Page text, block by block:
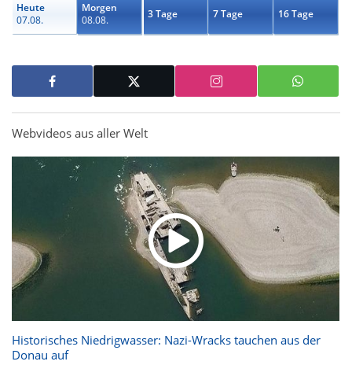
Heute
07.08.
Morgen
08.08.
3 Tage 7 Tage 16 Tage
Webvideos aus aller Welt
Historisches Niedrigwasser: Nazi-Wracks tauchen aus der
Donau auf